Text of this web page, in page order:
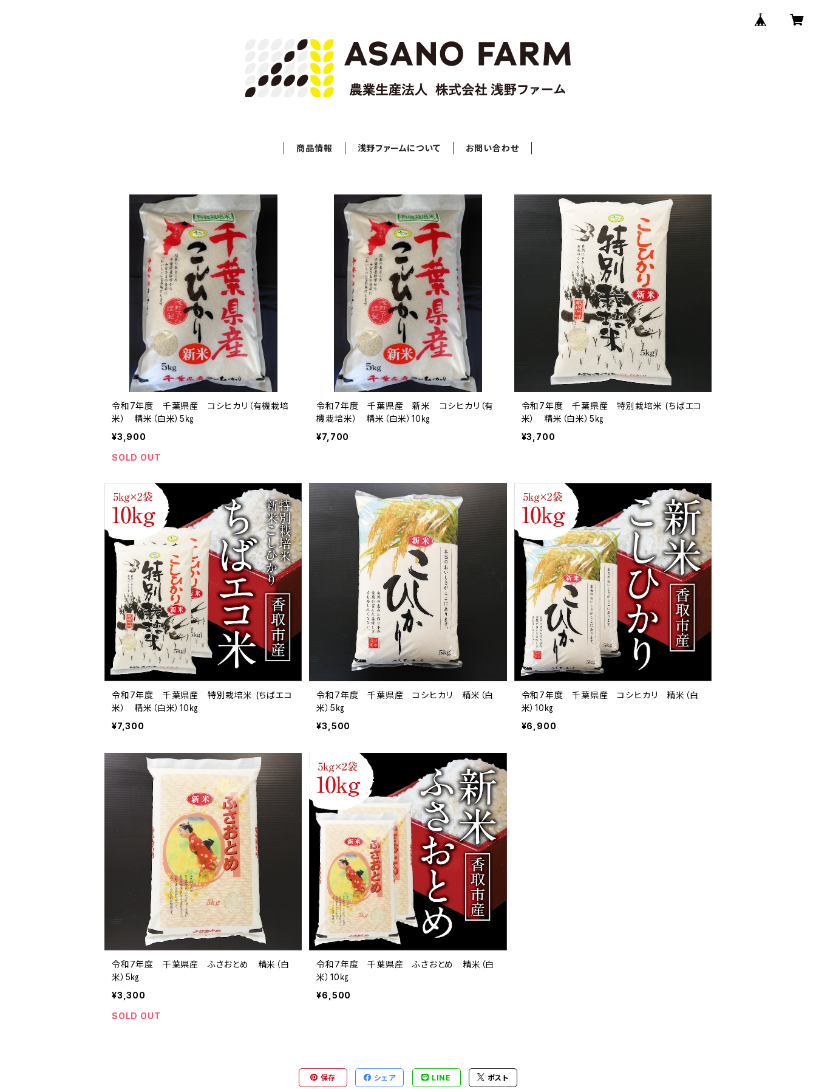
商品情報 浅野ファームについて お問い合わせ
令和7年度 千葉県産 コシヒカリ（有機栽培
米） 精米（白米）5㎏
¥3,900
SOLD OUT
令和7年度 千葉県産 新米 コシヒカリ（有
機栽培米） 精米（白米）10㎏
¥7,700
令和7年度 千葉県産 特別栽培米 (ちばエコ
米） 精米（白米）5㎏
¥3,700
令和7年度 千葉県産 特別栽培米 (ちばエコ
米） 精米（白米）10㎏
¥7,300
令和7年度 千葉県産 コシヒカリ 精米（白
米）5㎏
¥3,500
令和7年度 千葉県産 コシヒカリ 精米（白
米）10㎏
¥6,900
令和7年度 千葉県産 ふさおとめ 精米（白
米）5㎏
¥3,300
SOLD OUT
令和7年度 千葉県産 ふさおとめ 精米（白
米）10㎏
¥6,500
保存 シェア LINE ポスト